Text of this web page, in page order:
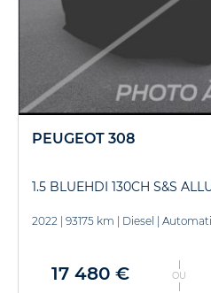
PEUGEOT 308
1.5 BLUEHDI 130CH S&S
2022 93175 km Diesel
17 480 € OU